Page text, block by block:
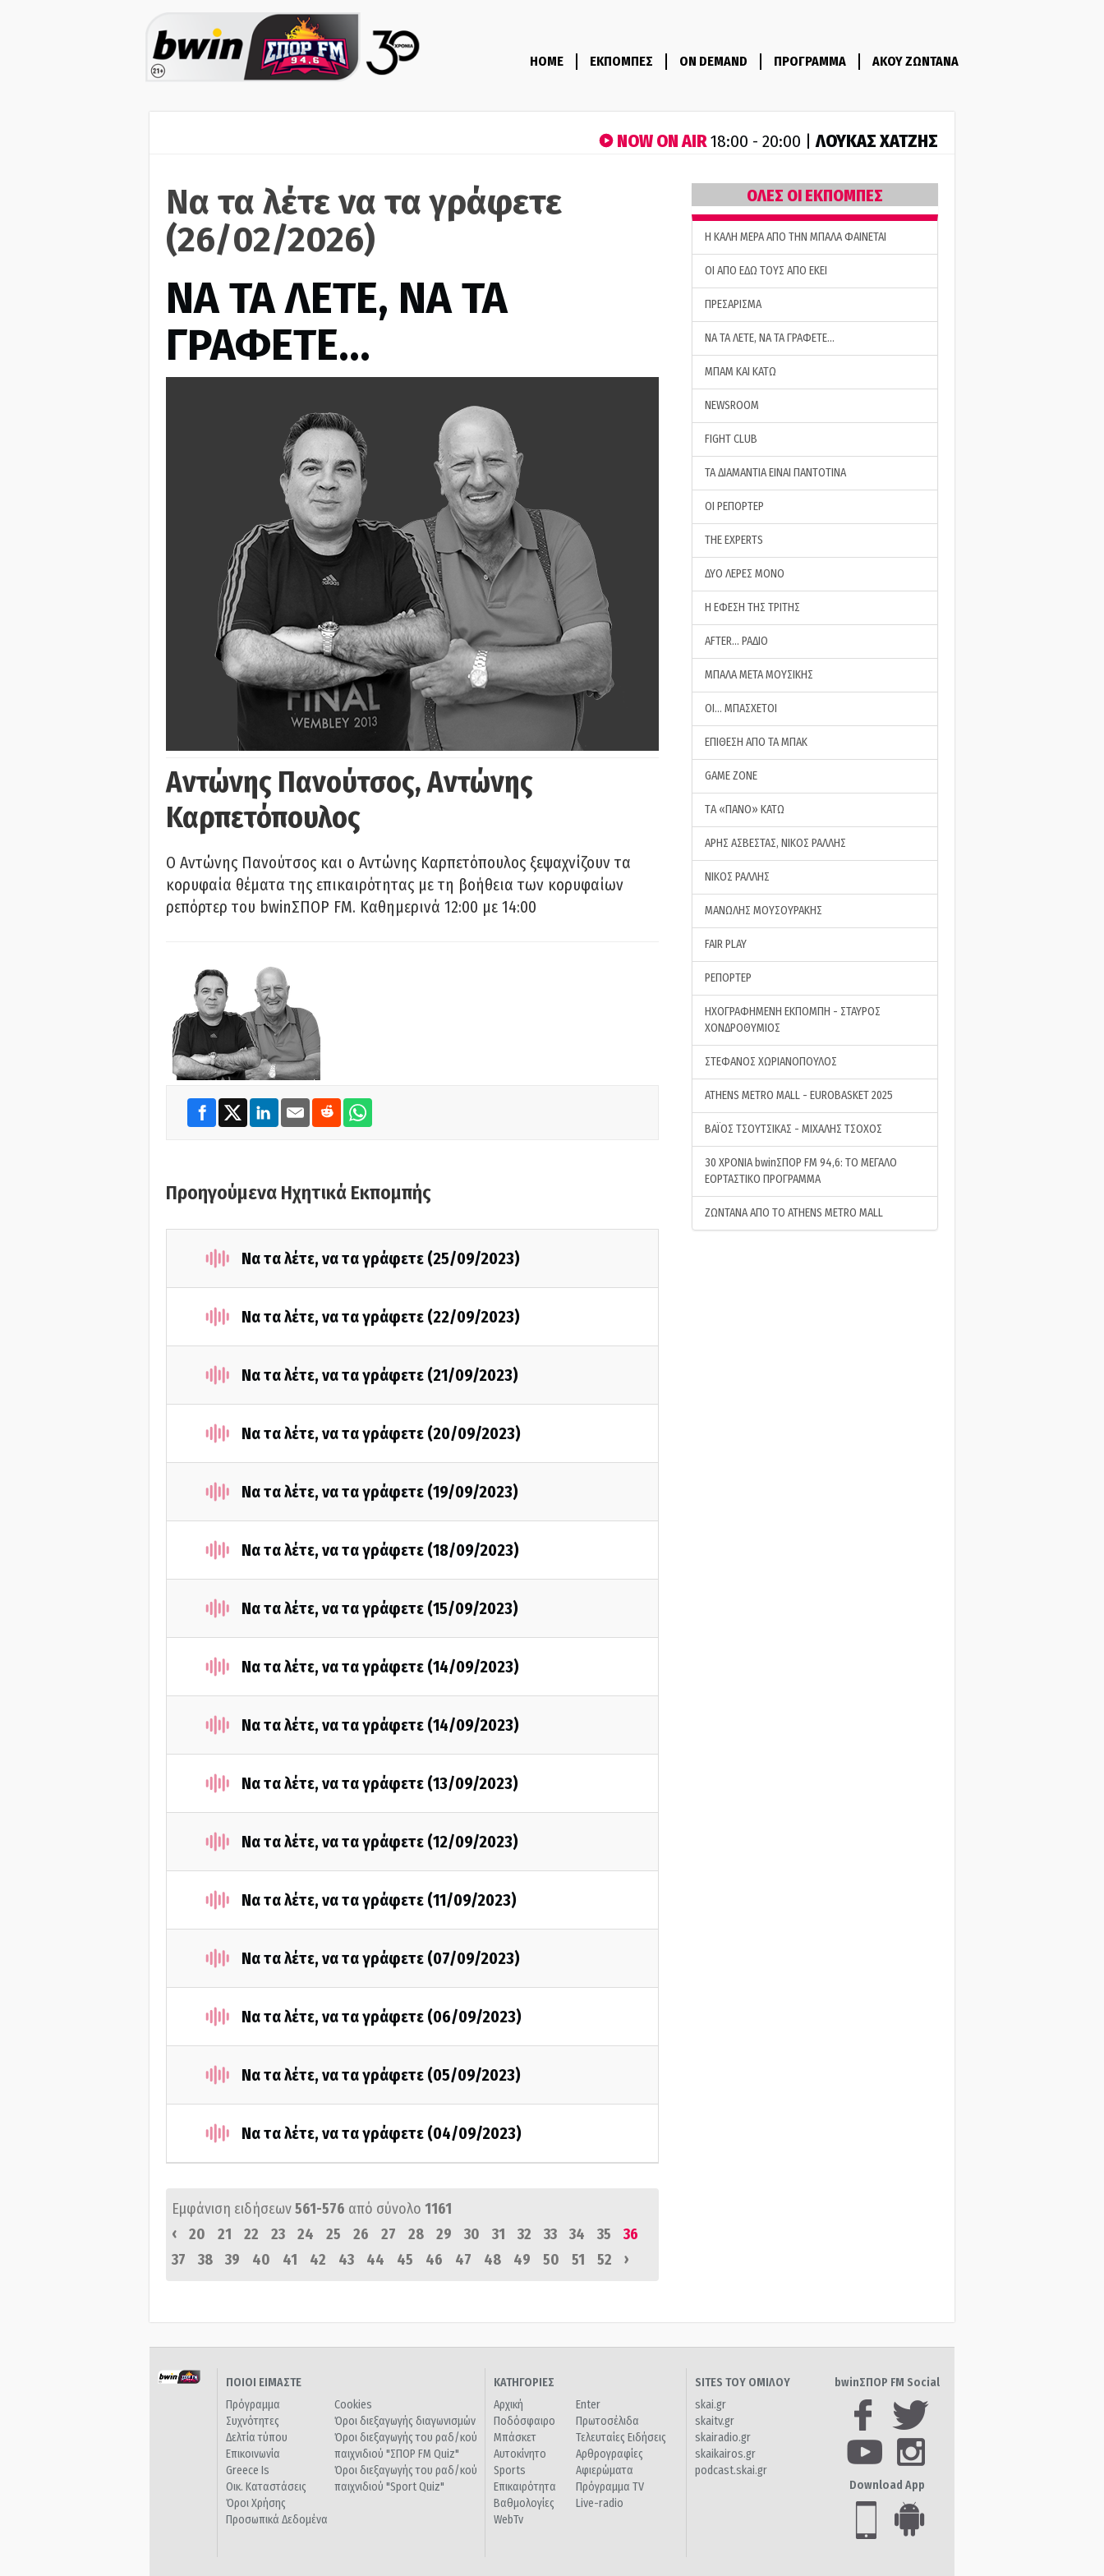
HOME ΕΚΠΟΜΠΕΣ ON DEMAND ΠΡΟΓΡΑΜΜΑ ΑΚΟΥ ΖΩΝΤΑΝΑ
NOW ON AIR18:00 - 20:00 |ΛΟΥΚΑΣ ΧΑΤΖΗΣ
Να τα λέτε να τα γράφετε
(26/02/2026)
ΝΑ ΤΑ ΛΕΤΕ, ΝΑ ΤΑ
ΓΡΑΦΕΤΕ…
Αντώνης Πανούτσος, Αντώνης
Καρπετόπουλος
Ο Αντώνης Πανούτσος και ο Αντώνης Καρπετόπουλος ξεψαχνίζουν τα
κορυφαία θέματα της επικαιρότητας με τη βοήθεια των κορυφαίων
ρεπόρτερ του bwinΣΠΟΡ FM. Καθημερινά 12:00 με 14:00
Προηγούμενα Ηχητικά Εκπομπής
Να τα λέτε, να τα γράφετε (25/09/2023)
Να τα λέτε, να τα γράφετε (22/09/2023)
Να τα λέτε, να τα γράφετε (21/09/2023)
Να τα λέτε, να τα γράφετε (20/09/2023)
Να τα λέτε, να τα γράφετε (19/09/2023)
Να τα λέτε, να τα γράφετε (18/09/2023)
Να τα λέτε, να τα γράφετε (15/09/2023)
Να τα λέτε, να τα γράφετε (14/09/2023)
Να τα λέτε, να τα γράφετε (14/09/2023)
Να τα λέτε, να τα γράφετε (13/09/2023)
Να τα λέτε, να τα γράφετε (12/09/2023)
Να τα λέτε, να τα γράφετε (11/09/2023)
Να τα λέτε, να τα γράφετε (07/09/2023)
Να τα λέτε, να τα γράφετε (06/09/2023)
Να τα λέτε, να τα γράφετε (05/09/2023)
Να τα λέτε, να τα γράφετε (04/09/2023)
Εμφάνιση ειδήσεων561-576 από σύνολο 1161
‹
20 21 22 23 24 25 26 27 28 29 30 31 32 33 34 35
36
37
38 39 40 41 42 43 44 45 46 47 48 49 50 51 52 ›
ΟΛΕΣ ΟΙ ΕΚΠΟΜΠΕΣ
H ΚΑΛΗ ΜΕΡΑ ΑΠΟ ΤΗΝ ΜΠΑΛΑ ΦΑΙΝΕΤΑΙ
ΟΙ ΑΠΟ ΕΔΩ ΤΟΥΣ ΑΠΟ ΕΚΕΙ
ΠΡΕΣΑΡΙΣΜΑ
ΝΑ ΤΑ ΛΕΤΕ, ΝΑ ΤΑ ΓΡΑΦΕΤΕ…
ΜΠΑΜ ΚΑΙ ΚΑΤΩ
NEWSROOM
FIGHT CLUB
ΤΑ ΔΙΑΜΑΝΤΙΑ ΕΙΝΑΙ ΠΑΝΤΟΤΙΝΑ
ΟΙ ΡΕΠΟΡΤΕΡ
THE EXPERTS
ΔΥΟ ΛΕΡΕΣ ΜΟΝΟ
Η ΕΦΕΣΗ ΤΗΣ ΤΡΙΤΗΣ
AFTER… ΡΑΔΙΟ
ΜΠΑΛΑ ΜΕΤΑ ΜΟΥΣΙΚΗΣ
ΟΙ… ΜΠΑΣΧΕΤΟΙ
ΕΠΙΘΕΣΗ ΑΠΟ ΤΑ ΜΠΑΚ
GAME ZONE
ΤA «ΠΑΝΟ» ΚΑΤΩ
ΑΡΗΣ ΑΣΒΕΣΤΑΣ, ΝΙΚΟΣ ΡΑΛΛΗΣ
ΝΙΚΟΣ ΡΑΛΛΗΣ
ΜΑΝΩΛΗΣ ΜΟΥΣΟΥΡΑΚΗΣ
FAIR PLAY
ΡΕΠΟΡΤΕΡ
ΗΧΟΓΡΑΦΗΜΕΝΗ ΕΚΠΟΜΠΗ - ΣΤΑΥΡΟΣ
ΧΟΝΔΡΟΘΥΜΙΟΣ
ΣΤΕΦΑΝΟΣ ΧΩΡΙΑΝΟΠΟΥΛΟΣ
ATHENS METRO MALL - EUROBASKET 2025
ΒΑΪΟΣ ΤΣΟΥΤΣΙΚΑΣ - ΜΙΧΑΛΗΣ ΤΣΟΧΟΣ
30 ΧΡΟΝΙΑ bwinΣΠΟΡ FM 94,6: ΤΟ ΜΕΓΑΛΟ
ΕΟΡΤΑΣΤΙΚΟ ΠΡΟΓΡΑΜΜΑ
ΖΩΝΤΑΝΑ ΑΠΟ ΤΟ ATHENS METRO MALL
ΠΟΙΟΙ ΕΙΜΑΣΤΕ
Πρόγραμμα
Συχνότητες
Δελτία τύπου
Επικοινωνία
Greece Is
Οικ. Καταστάσεις
Όροι Χρήσης
Προσωπικά Δεδομένα
Cookies
Όροι διεξαγωγής διαγωνισμών
Όροι διεξαγωγής του ραδ/κού
παιχνιδιού "ΣΠΟΡ FM Quiz"
Όροι διεξαγωγής του ραδ/κού
παιχνιδιού "Sport Quiz"
ΚΑΤΗΓΟΡΙΕΣ
Αρχική
Ποδόσφαιρο
Μπάσκετ
Αυτοκίνητο
Sports
Επικαιρότητα
Βαθμολογίες
WebTv
Enter
Πρωτοσέλιδα
Τελευταίες Ειδήσεις
Αρθρογραφίες
Αφιερώματα
Πρόγραμμα TV
Live-radio
SITES ΤΟΥ ΟΜΙΛΟΥ
skai.gr
skaitv.gr
skairadio.gr
skaikairos.gr
podcast.skai.gr
bwinΣΠΟΡ FM Social
Download App